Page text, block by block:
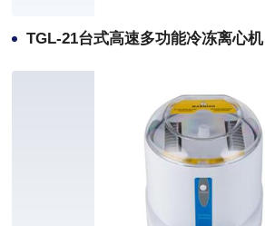
TGL-21台式高速多功能冷冻离心机